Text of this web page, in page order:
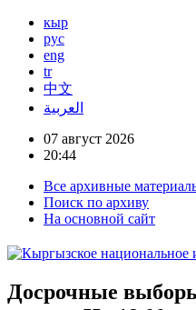
кыр
рус
eng
tr
中文
العربية
07 август 2026
20:44
Все архивные
Поиск по архиву
На основной сайт
Досрочные